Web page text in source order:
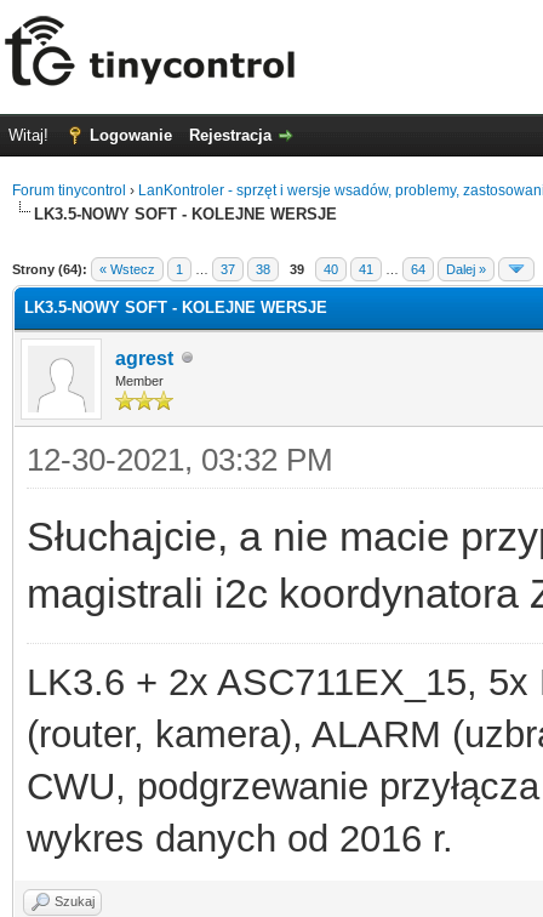
Witaj! Logowanie Rejestracja
Forum tinycontrol › LanKontroler - sprzęt i wersje wsadów, problemy,
LK3.5-NOWY SOFT - KOLEJNE WERSJE
Strony (64): « Wstecz 1 37 38 39 40 41 64 Dalej »
LK3.5-NOWY SOFT - KOLEJNE WERSJE
agrest
Member
12-30-2021, 03:32 PM
Słuchajcie, a nie macie
magistrali i2c koordynatora
LK3.6 + 2x ASC711EX_15,
(router, kamera), ALARM
CWU, podgrzewanie
wykres danych od 2016 r.
Szukaj